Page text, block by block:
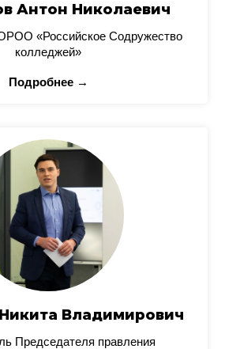
Антон Николаевич
«Российское Содружество
колледжей»
Подробнее →
Владимирович
Председателя правления